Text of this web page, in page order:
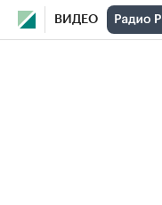
ВИДЕО